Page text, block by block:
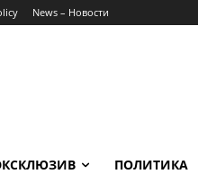
News – Новости
ПОЛИТИКА